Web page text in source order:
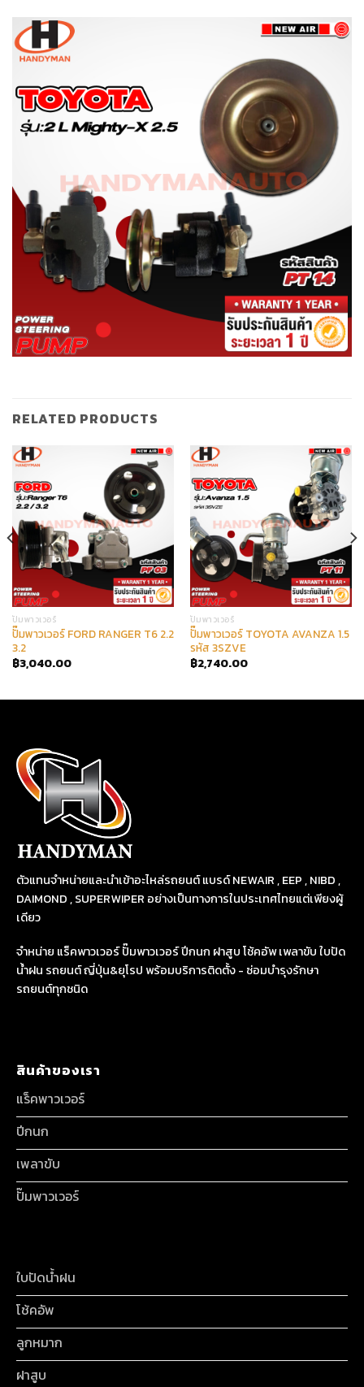
RELATED PRODUCTS
ปั๊มพาวเวอร์
ปั๊มพาวเวอร์ FORD RANGER T6 2.2
3.2
฿3,040.00
ปั๊มพาวเวอร์
ปั๊มพาวเวอร์ TOYOTA AVANZA 1.5
รหัส 3SZVE
฿2,740.00
ตัวแทนจำหน่ายและนำเข้าอะไหล่รถยนต์ แบรด์ NEWAIR , EEP , NIBD ,
DAIMOND , SUPERWIPER อย่างเป็นทางการในประเทศไทยแต่เพียงผู้
เดียว
จำหน่าย แร็คพาวเวอร์ ปั๊มพาวเวอร์ ปีกนก ฝาสูบ โช้คอัพ เพลาขับ ใบปัด
น้ำฝน รถยนต์ ญี่ปุ่น&ยุโรป พร้อมบริการติดตั้ง - ซ่อมบำรุงรักษา
รถยนต์ทุกชนิด
สินค้าของเรา
แร็คพาวเวอร์
ปีกนก
เพลาขับ
ปั๊มพาวเวอร์
ใบปัดน้ำฝน
โช้คอัพ
ลูกหมาก
ฝาสูบ